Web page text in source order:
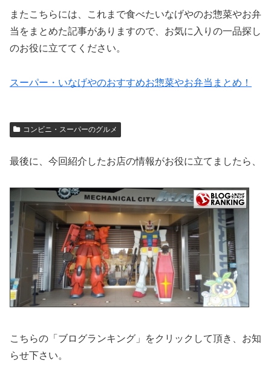
またこちらには、これまで食べたいなげやのお惣菜やお弁
当をまとめた記事がありますので、お気に入りの一品探し
のお役に立ててください。
スーパー・いなげやのおすすめお惣菜やお弁当まとめ！
コンビニ・スーパーのグルメ
最後に、今回紹介したお店の情報がお役に立てましたら、
こちらの「ブログランキング」をクリックして頂き、お知
らせ下さい。